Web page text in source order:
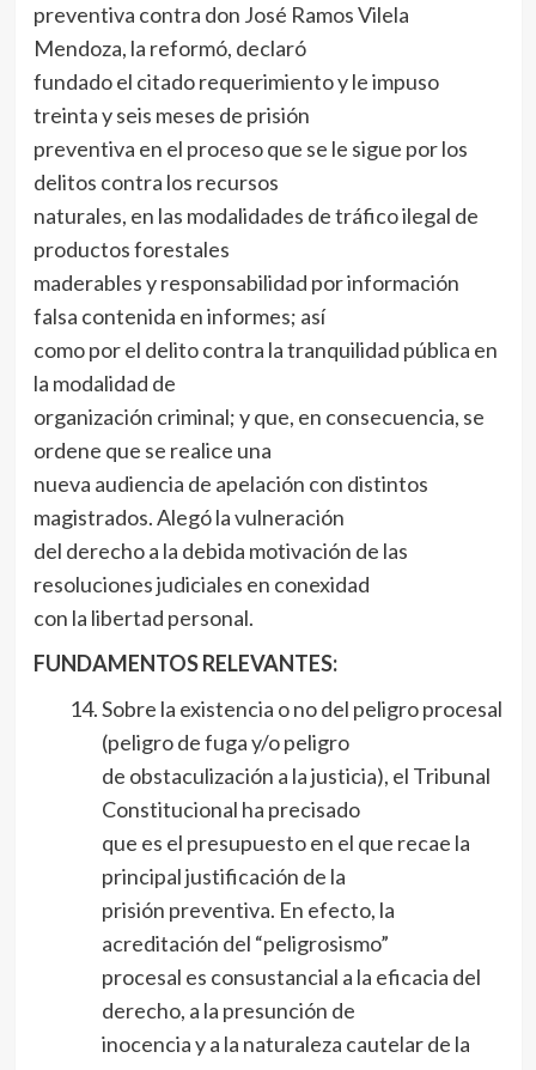
preventiva contra don José Ramos Vilela
Mendoza, la reformó, declaró
fundado el citado requerimiento y le impuso
treinta y seis meses de prisión
preventiva en el proceso que se le sigue por los
delitos contra los recursos
naturales, en las modalidades de tráfico ilegal de
productos forestales
maderables y responsabilidad por información
falsa contenida en informes; así
como por el delito contra la tranquilidad pública en
la modalidad de
organización criminal; y que, en consecuencia, se
ordene que se realice una
nueva audiencia de apelación con distintos
magistrados. Alegó la vulneración
del derecho a la debida motivación de las
resoluciones judiciales en conexidad
con la libertad personal.
FUNDAMENTOS RELEVANTES:
Sobre la existencia o no del peligro procesal
(peligro de fuga y/o peligro
de obstaculización a la justicia), el Tribunal
Constitucional ha precisado
que es el presupuesto en el que recae la
principal justificación de la
prisión preventiva. En efecto, la
acreditación del “peligrosismo”
procesal es consustancial a la eficacia del
derecho, a la presunción de
inocencia y a la naturaleza cautelar de la